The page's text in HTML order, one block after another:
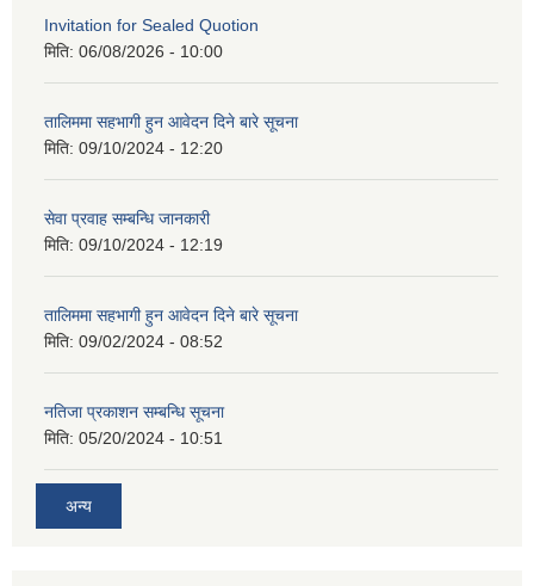
Invitation for Sealed Quotion
मिति: 06/08/2026 - 10:00
तालिममा सहभागी हुन आवेदन दिने बारे सूचना
मिति: 09/10/2024 - 12:20
सेवा प्रवाह सम्बन्धि जानकारी
मिति: 09/10/2024 - 12:19
तालिममा सहभागी हुन आवेदन दिने बारे सूचना
मिति: 09/02/2024 - 08:52
नतिजा प्रकाशन सम्बन्धि सूचना
मिति: 05/20/2024 - 10:51
अन्य